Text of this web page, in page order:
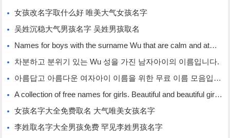
女孩改名字取什么好 唯美大气女孩名字
吴姓沉稳大气男孩名字 吴姓男孩取名
Names for boys with the surname Wu that are calm and atmospheric. Names for boys with the surname Wu.
차분하고 분위기 있는 Wu 성을 가진 남자아이의 이름입니다.
아름답고 아름다운 여자아이 이름을 위한 무료 이름 모음입니다.
A collection of free names for girls. Beautiful and beautiful girl names.
女孩名字大全免费取名 大气唯美女孩名字
李姓取名字大全男孩免费 罕见李姓男孩名字